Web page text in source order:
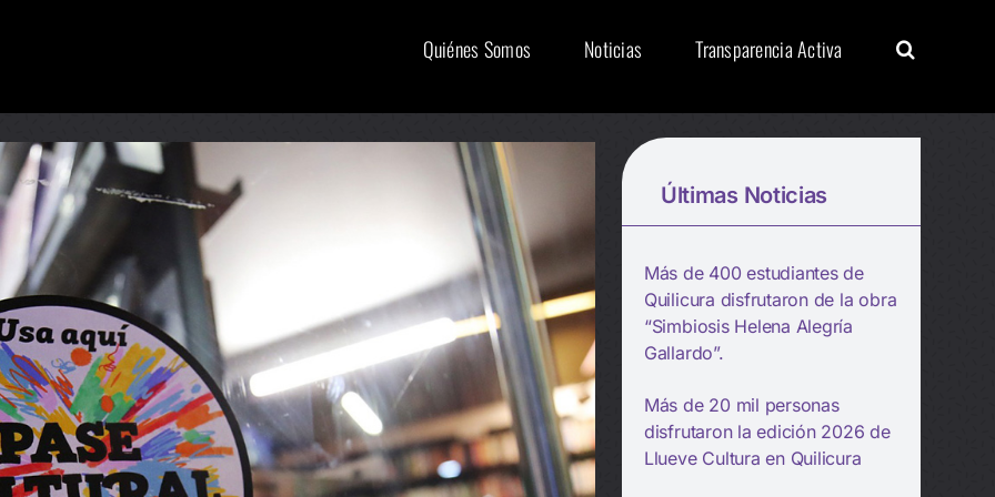
Quiénes Somos Noticias Transparencia Activa
Últimas Noticias
Más de 400 estudiantes de
Quilicura disfrutaron de la obra
“Simbiosis Helena Alegría
Gallardo”.
Más de 20 mil personas
disfrutaron la edición 2026 de
Llueve Cultura en Quilicura